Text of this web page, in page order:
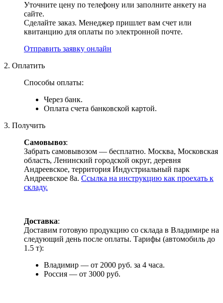
Уточните цену по телефону или заполните анкету на
сайте.
Сделайте заказ. Менеджер пришлет вам счет или
квитанцию для оплаты по электронной почте.
Отправить заявку онлайн
2. Оплатить
Способы оплаты:
Через банк.
Оплата счета банковской картой.
3. Получить
Самовывоз:
Забрать самовывозом — бесплатно. Москва, Московская
область, Ленинский городской округ, деревня
Андреевское, территория Индустриальный парк
Андреевское 8а. Ссылка на инструкцию как проехать к
складу.
Доставка:
Доставим готовую продукцию со склада в Владимире на
следующий день после оплаты. Тарифы (автомобиль до
1.5 т):
Владимир — от 2000 руб. за 4 часа.
Россия — от 3000 руб.